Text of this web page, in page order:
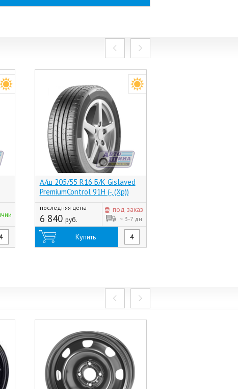
А/ш 205/55 R16 Б/К Gislaved
PremiumControl 91H (-, (Хр))
последняя цена
6 840 руб.
под заказ
~ 3-7 дн
Купить